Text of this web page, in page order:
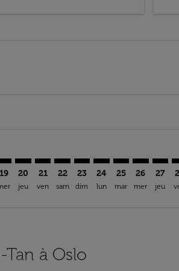
TTA–OSL: cmp-view-offers-disclaimer.
19
TTA–OSL: cmp-view-offers-
20
jeu
TTA–OSL: cmp-view-offers-
21
ven
TTA–OSL: cmp-view-
22
sam
TTA–OSL: cmp-view-
23
dim
TTA–OSL: cmp-
24
lun
TTA–OSL:
25
mar
26
mer
27
jeu
à Oslo